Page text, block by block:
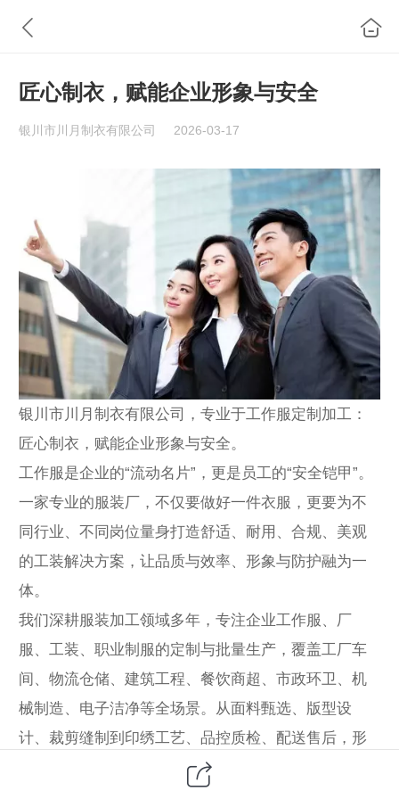
匠心制衣，赋能企业形象与安全
银川市川月制衣有限公司 2026-03-17
银川市川月制衣有限公司，专业于工作服定制加工：
匠心制衣，赋能企业形象与安全。
工作服是企业的“流动名片”，更是员工的“安全铠甲”。
一家专业的服装厂，不仅要做好一件衣服，更要为不
同行业、不同岗位量身打造舒适、耐用、合规、美观
的工装解决方案，让品质与效率、形象与防护融为一
体。
我们深耕服装加工领域多年，专注企业工作服、厂
服、工装、职业制服的定制与批量生产，覆盖工厂车
间、物流仓储、建筑工程、餐饮商超、市政环卫、机
械制造、电子洁净等全场景。从面料甄选、版型设
计、裁剪缝制到印绣工艺、品控质检、配送售后，形
成一站式闭环服务，满足大中小批量订单与加急需